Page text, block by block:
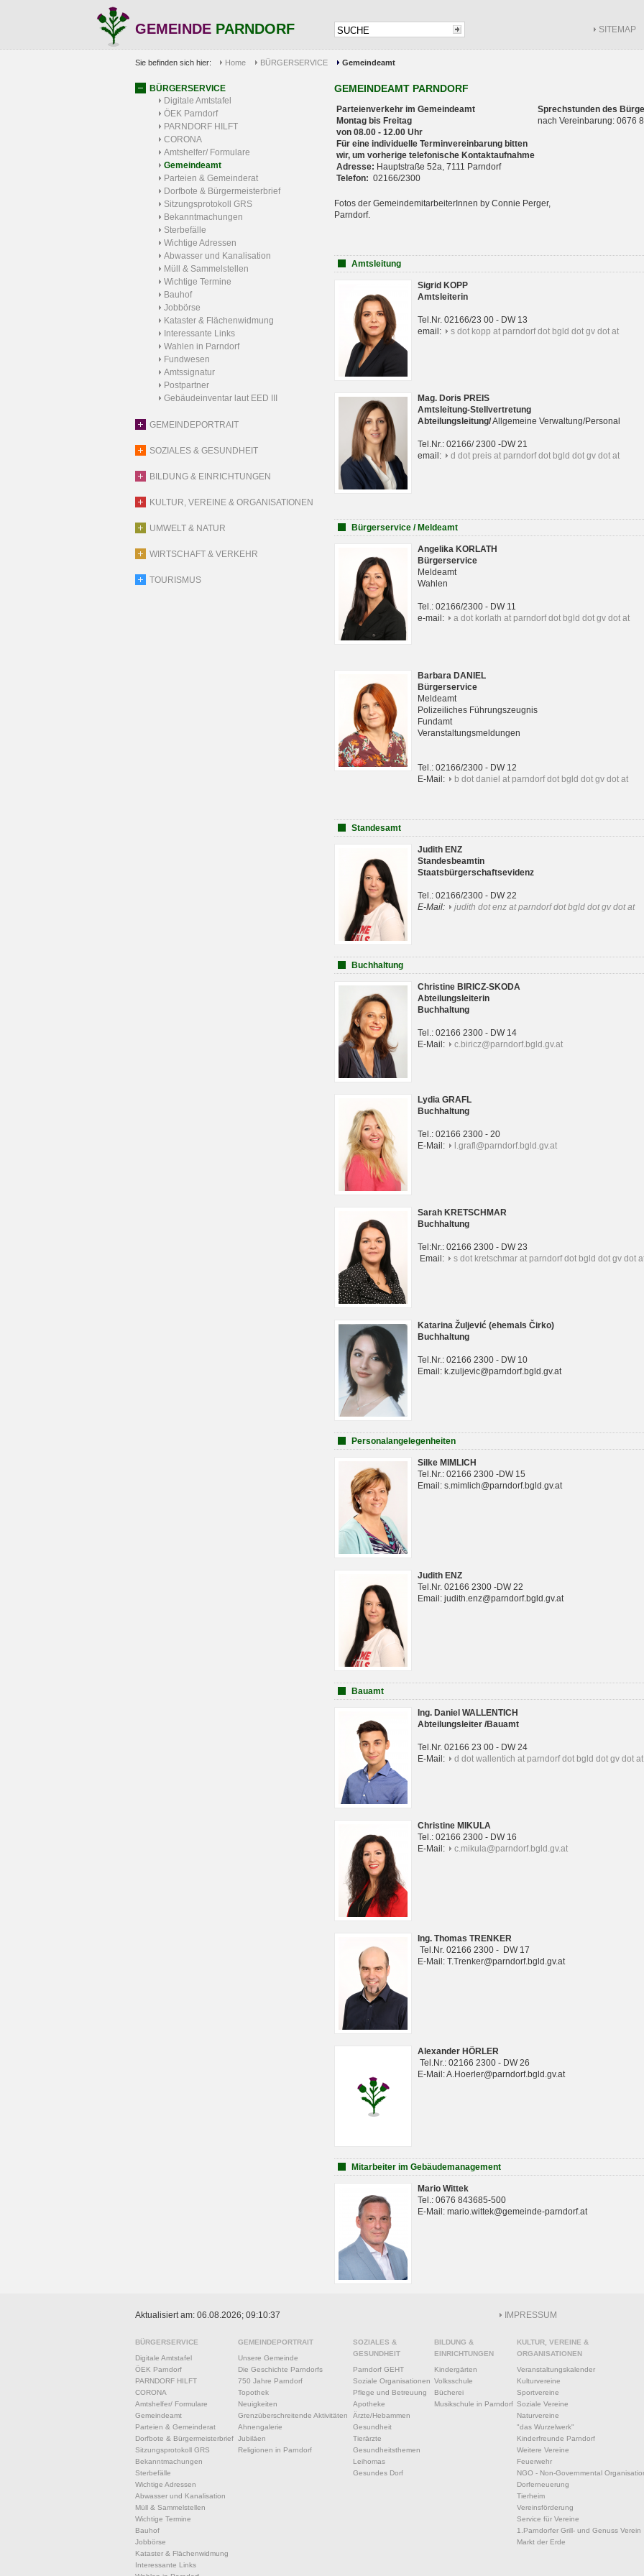
GEMEINDE PARNDORF SITEMAP
Sie befinden sich hier: Home BÜRGERSERVICE Gemeindeamt
BÜRGERSERVICE
Digitale Amtstafel
ÖEK Parndorf
PARNDORF HILFT
CORONA
Amtshelfer/ Formulare
Gemeindeamt
Parteien & Gemeinderat
Dorfbote & Bürgermeisterbrief
Sitzungsprotokoll GRS
Bekanntmachungen
Sterbefälle
Wichtige Adressen
Abwasser und Kanalisation
Müll & Sammelstellen
Wichtige Termine
Bauhof
Jobbörse
Kataster & Flächenwidmung
Interessante Links
Wahlen in Parndorf
Fundwesen
Amtssignatur
Postpartner
Gebäudeinventar laut EED III
GEMEINDEPORTRAIT
SOZIALES & GESUNDHEIT
BILDUNG & EINRICHTUNGEN
KULTUR, VEREINE & ORGANISATIONEN
UMWELT & NATUR
WIRTSCHAFT & VERKEHR
TOURISMUS
GEMEINDEAMT PARNDORF
Parteienverkehr im Gemeindeamt
Montag bis Freitag
von 08.00 - 12.00 Uhr
Für eine individuelle Terminvereinbarung bitten
wir, um vorherige telefonische Kontaktaufnahme
Adresse: Hauptstraße 52a, 7111 Parndorf
Telefon: 02166/2300
Sprechstunden des
nach Vereinbarung: 0676
Fotos der GemeindemitarbeiterInnen by Connie Perger,
Parndorf.
Amtsleitung
Sigrid KOPP
Amtsleiterin
Tel.Nr. 02166/23 00 - DW 13
email:
s dot kopp at parndorf dot bgld dot gv dot at
Mag. Doris PREIS
Amtsleitung-Stellvertretung
Abteilungsleitung/Allgemeine Verwaltung/Personal
Tel.Nr.: 02166/ 2300 -DW 21
email:
d dot preis at parndorf dot bgld dot gv dot at
Bürgerservice / Meldeamt
Angelika KORLATH
Bürgerservice
Meldeamt
Wahlen
Tel.: 02166/2300 - DW 11
e-mail:
a dot korlath at parndorf dot bgld dot gv dot at
Barbara DANIEL
Bürgerservice
Meldeamt
Polizeiliches Führungszeugnis
Fundamt
Veranstaltungsmeldungen
Tel.: 02166/2300 - DW 12
E-Mail:
b dot daniel at parndorf dot bgld dot gv dot at
Standesamt
Judith ENZ
Standesbeamtin
Staatsbürgerschaftsevidenz
Tel.: 02166/2300 - DW 22
E-Mail:
judith dot enz at parndorf dot bgld dot gv dot at
Buchhaltung
Christine BIRICZ-SKODA
Abteilungsleiterin
Buchhaltung
Tel.: 02166 2300 - DW 14
E-Mail:
c.biricz@parndorf.bgld.gv.at
Lydia GRAFL
Buchhaltung
Tel.: 02166 2300 - 20
E-Mail:
l.grafl@parndorf.bgld.gv.at
Sarah KRETSCHMAR
Buchhaltung
Tel:Nr.: 02166 2300 - DW 23
Email:
s dot kretschmar at parndorf dot bgld dot gv dot
Katarina Žuljević (ehemals Čirko)
Buchhaltung
Tel.Nr.: 02166 2300 - DW 10
Email: k.zuljevic@parndorf.bgld.gv.at
Personalangelegenheiten
Silke MIMLICH
Tel.Nr.: 02166 2300 -DW 15
Email: s.mimlich@parndorf.bgld.gv.at
Judith ENZ
Tel.Nr. 02166 2300 -DW 22
Email: judith.enz@parndorf.bgld.gv.at
Bauamt
Ing. Daniel WALLENTICH
Abteilungsleiter /Bauamt
Tel.Nr. 02166 23 00 - DW 24
E-Mail:
d dot wallentich at parndorf dot bgld dot gv dot at
Christine MIKULA
Tel.: 02166 2300 - DW 16
E-Mail:
c.mikula@parndorf.bgld.gv.at
Ing. Thomas TRENKER
Tel.Nr. 02166 2300 - DW 17
E-Mail: T.Trenker@parndorf.bgld.gv.at
Alexander HÖRLER
Tel.Nr.: 02166 2300 - DW 26
E-Mail: A.Hoerler@parndorf.bgld.gv.at
Mitarbeiter im Gebäudemanagement
Mario Wittek
Tel.: 0676 843685-500
E-Mail: mario.wittek@gemeinde-parndorf.at
Aktualisiert am: 06.08.2026; 09:10:37 IMPRESSUM
BÜRGERSERVICE
Digitale Amtstafel
ÖEK Parndorf
PARNDORF HILFT
CORONA
Amtshelfer/ Formulare
Gemeindeamt
Parteien & Gemeinderat
Dorfbote & Bürgermeisterbrief
Sitzungsprotokoll GRS
Bekanntmachungen
Sterbefälle
Wichtige Adressen
Abwasser und Kanalisation
Müll & Sammelstellen
Wichtige Termine
Bauhof
Jobbörse
Kataster & Flächenwidmung
Interessante Links
GEMEINDEPORTRAIT
Unsere Gemeinde
Die Geschichte Parndorfs
750 Jahre Parndorf
Topothek
Neuigkeiten
Grenzüberschreitende Aktivitäten
Ahnengalerie
Jubiläen
Religionen in Parndorf
SOZIALES &
GESUNDHEIT
Parndorf GEHT
Soziale Organisationen
Pflege und Betreuung
Apotheke
Ärzte/Hebammen
Gesundheit
Tierärzte
Gesundheitsthemen
Leihomas
Gesundes Dorf
BILDUNG &
EINRICHTUNGEN
Kindergärten
Volksschule
Bücherei
Musikschule in Parndorf
KULTUR, VEREINE &
ORGANISATIONEN
Veranstaltungskalender
Kulturvereine
Sportvereine
Soziale Vereine
Naturvereine
"das Wurzelwerk"
Kinderfreunde Parndorf
Weitere Vereine
Feuerwehr
NGO - Non-Governmental
Dorferneuerung
Tierheim
Vereinsförderung
Service für Vereine
1.Parndorfer Grill- und Genuss Verein
Markt der Erde